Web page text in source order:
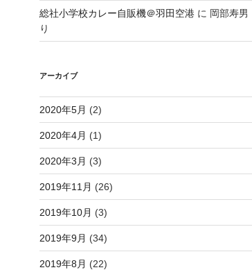
総社小学校カレー自販機＠羽田空港に 岡部寿男
り
アーカイブ
2020年5月 (2)
2020年4月 (1)
2020年3月 (3)
2019年11月 (26)
2019年10月 (3)
2019年9月 (34)
2019年8月 (22)